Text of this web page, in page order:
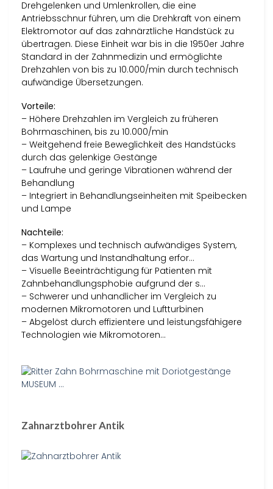
Drehgelenken und Umlenkrollen, die eine
Antriebsschnur führen, um die Drehkraft von einem
Elektromotor auf das zahnärztliche Handstück zu
übertragen. Diese Einheit war bis in die 1950er Jahre
Standard in der Zahnmedizin und ermöglichte
Drehzahlen von bis zu 10.000/min durch technisch
aufwändige Übersetzungen.
Vorteile:
– Höhere Drehzahlen im Vergleich zu früheren
Bohrmaschinen, bis zu 10.000/min
– Weitgehend freie Beweglichkeit des Handstücks
durch das gelenkige Gestänge
– Laufruhe und geringe Vibrationen während der
Behandlung
– Integriert in Behandlungseinheiten mit Speibecken
und Lampe
Nachteile:
– Komplexes und technisch aufwändiges System,
das Wartung und Instandhaltung erfor…
– Visuelle Beeinträchtigung für Patienten mit
Zahnbehandlungsphobie aufgrund der s…
– Schwerer und unhandlicher im Vergleich zu
modernen Mikromotoren und Luftturbinen
– Abgelöst durch effizientere und leistungsfähigere
Technologien wie Mikromotoren…
Zahnarztbohrer Antik